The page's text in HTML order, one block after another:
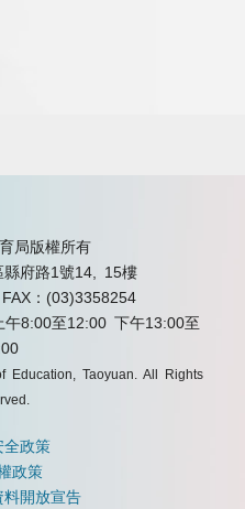
局版權所有
府路1號14, 15樓
FAX：(03)3358254
午8:00至12:00 下午13:00至
Education, Taoyuan. All Rights
全政策
政策
料開放宣告